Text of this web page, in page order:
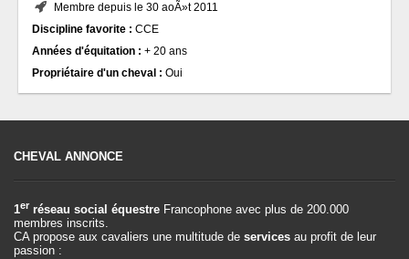
Membre depuis le 30 aoÃ»t 2011
Discipline favorite : CCE
Années d'équitation : + 20 ans
Propriétaire d'un cheval : Oui
CHEVAL ANNONCE
1er réseau social équestre Francophone avec plus de 200.000
membres inscrits.
CA propose aux cavaliers une multitude de services au profit de leur
passion :